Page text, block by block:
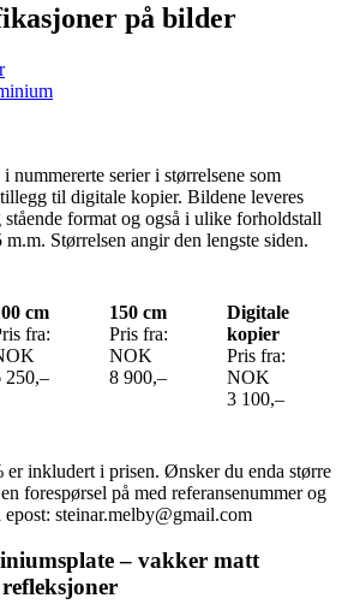
på bilder
nummererte serier i størrelsene som
til digitale kopier. Bildene leveres
format og også i ulike forholdstall
Størrelsen angir den lengste siden.
cm
fra:
250,–
150 cm
Pris fra:
NOK
8 900,–
Digitale
kopier
Pris fra:
NOK
3 100,–
er inkludert i prisen. Ønsker du enda større
forespørsel på med referansenummer og
epost: steinar.melby@gmail.com
– vakker matt